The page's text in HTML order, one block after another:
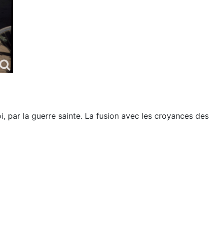
par la guerre sainte. La fusion avec les croyances des